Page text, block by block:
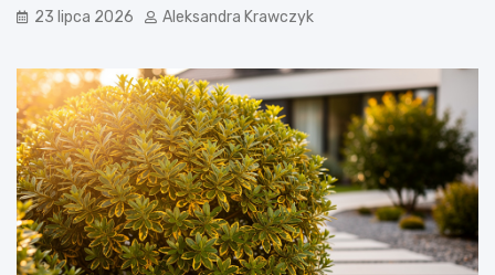
23 lipca 2026 Aleksandra Krawczyk